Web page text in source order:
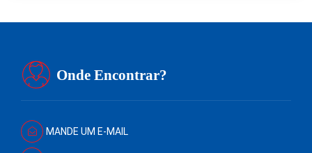
Onde Encontrar?
MANDE UM E-MAIL